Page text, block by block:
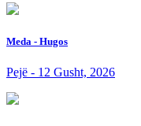
Meda - Hugos
Pejë - 12 Gusht, 2026